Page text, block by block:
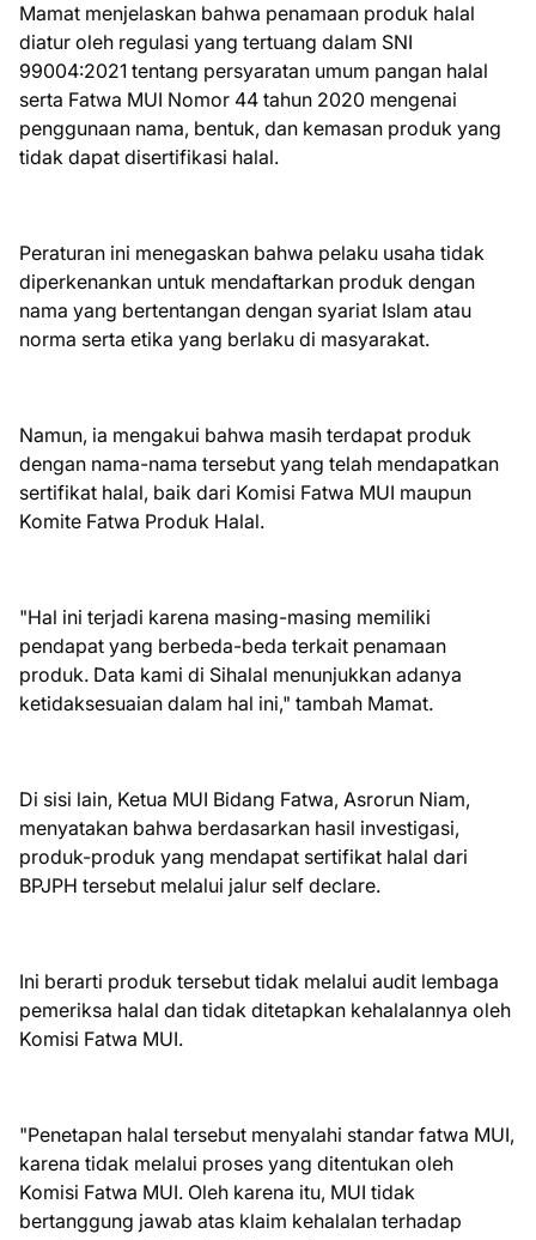
Mamat menjelaskan bahwa penamaan produk halal
diatur oleh regulasi yang tertuang dalam SNI
99004:2021 tentang persyaratan umum pangan halal
serta Fatwa MUI Nomor 44 tahun 2020 mengenai
penggunaan nama, bentuk, dan kemasan produk yang
tidak dapat disertifikasi halal.
Peraturan ini menegaskan bahwa pelaku usaha tidak
diperkenankan untuk mendaftarkan produk dengan
nama yang bertentangan dengan syariat Islam atau
norma serta etika yang berlaku di masyarakat.
Namun, ia mengakui bahwa masih terdapat produk
dengan nama-nama tersebut yang telah mendapatkan
sertifikat halal, baik dari Komisi Fatwa MUI maupun
Komite Fatwa Produk Halal.
"Hal ini terjadi karena masing-masing memiliki
pendapat yang berbeda-beda terkait penamaan
produk. Data kami di Sihalal menunjukkan adanya
ketidaksesuaian dalam hal ini," tambah Mamat.
Di sisi lain, Ketua MUI Bidang Fatwa, Asrorun Niam,
menyatakan bahwa berdasarkan hasil investigasi,
produk-produk yang mendapat sertifikat halal dari
BPJPH tersebut melalui jalur self declare.
Ini berarti produk tersebut tidak melalui audit lembaga
pemeriksa halal dan tidak ditetapkan kehalalannya oleh
Komisi Fatwa MUI.
"Penetapan halal tersebut menyalahi standar fatwa MUI,
karena tidak melalui proses yang ditentukan oleh
Komisi Fatwa MUI. Oleh karena itu, MUI tidak
bertanggung jawab atas klaim kehalalan terhadap